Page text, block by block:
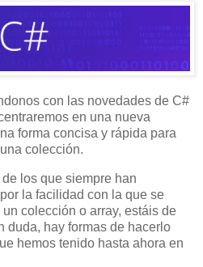
con las novedades de C#
en una nueva
forma concisa y rápida para
colección.
los que siempre han
la facilidad con la que se
colección o array, estáis de
duda, hay formas de hacerlo
hemos tenido hasta ahora en